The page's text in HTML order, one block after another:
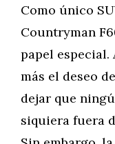
Como único
Countryman
papel especial.
más el deseo
dejar que
siquiera fuera